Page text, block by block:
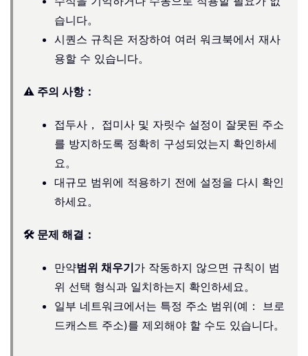
습니다。
시퀀스 규칙은 저장하여 여러 워크북에서 재사
용할 수 있습니다。
⚠️ 주의 사항：
접두사， 접미사 및 자릿수 설정이 잘못된 주소
를 방지하도록 정확히 구성되었는지 확인하세
요。
대규모 범위에 적용하기 전에 설정을 다시 확인
하세요。
🛠️ 문제 해결：
만약범위 채우기가 작동하지 않으면 규칙이 범
위 선택 형식과 일치하는지 확인하세요。
일부 네트워크에서는 특정 주소 범위(예： 브로
드캐스트 주소)를 제외해야 할 수도 있습니다。